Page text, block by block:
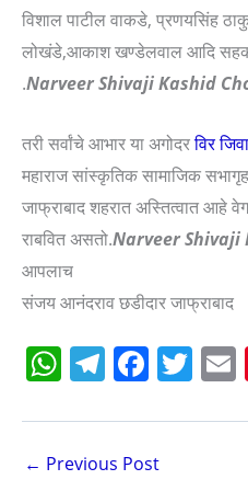
विशाल पाटील वाकडे, प्रणयसिंह
लोखंडे,आकाश खण्डेलवाल आदि
.Narveer Shivaji Kashid
तरी सर्वांचे आभार या अगोदरविर
महाराज सांस्कृतिक सामाजिक
जाफ्राबाद शहरात अस्तित्वात आहे
राबवित असतो.Narveer Shivaji
आपलाच
संजय आनंदराव छडीदार जाफ्राबाद
W
at
s
T
e
gr
F
c
e
T
itt
← Previous Post